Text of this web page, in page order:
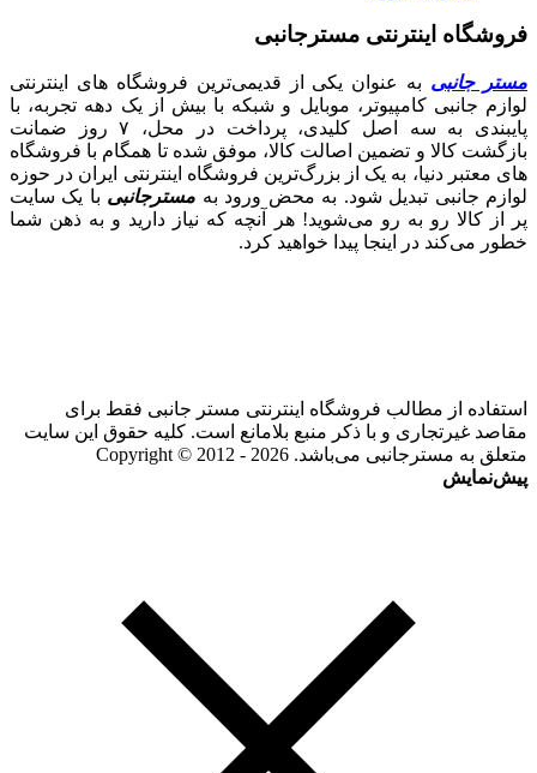
فروشگاه اینترنتی مسترجانبی
مستر جانبی به عنوان یکی از قدیمی‌ترین فروشگاه های اینترنتی
لوازم جانبی کامپیوتر، موبایل و شبکه با بیش از یک دهه تجربه، با
پایبندی به سه اصل کلیدی، پرداخت در محل، ۷ روز ضمانت
بازگشت کالا و تضمین اصالت کالا، موفق شده تا همگام با فروشگاه‌
های معتبر دنیا، به یک از بزرگ‌ترین فروشگاه اینترنتی ایران در حوزه
لوازم جانبی تبدیل شود. به محض ورود به مسترجانبی با یک سایت
پر از کالا رو به رو می‌شوید! هر آنچه که نیاز دارید و به ذهن شما
خطور می‌کند در اینجا پیدا خواهید کرد.
استفاده از مطالب فروشگاه اینترنتی مستر جانبی فقط برای
مقاصد غیرتجاری و با ذکر منبع بلامانع است. کلیه حقوق این سایت
متعلق به مسترجانبی می‌باشد. Copyright © 2012 - 2026
پیش‌نمایش